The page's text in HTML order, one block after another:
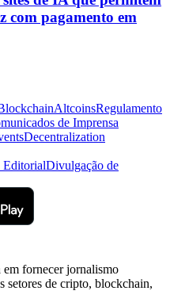
com pagamento em
AltcoinsRegulamento
de Imprensa
Decentralization
EditorialDivulgação de
fornecer jornalismo
setores de cripto, blockchain,